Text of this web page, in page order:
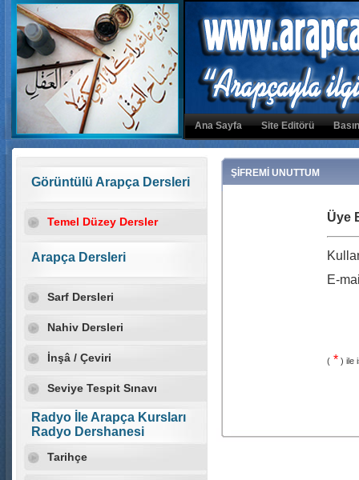
Ana Sayfa Site Editörü
Görüntülü Arapça Dersleri
Temel Düzey Dersler
Arapça Dersleri
Sarf Dersleri
Nahiv Dersleri
İnşâ / Çeviri
Seviye Tespit Sınavı
Radyo İle Arapça Kursları
Radyo Dershanesi
Tarihçe
ŞİFREMİ UNUTTUM
Üye
E-
(* ) ile